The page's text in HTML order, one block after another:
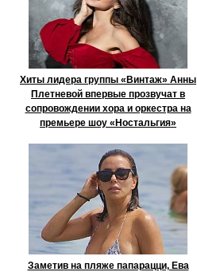
Хиты лидера группы «Винтаж» Анны
Плетневой впервые прозвучат в
сопровождении хора и оркестра на
премьере шоу «Ностальгия»
Заметив на пляже папарацци, Ева